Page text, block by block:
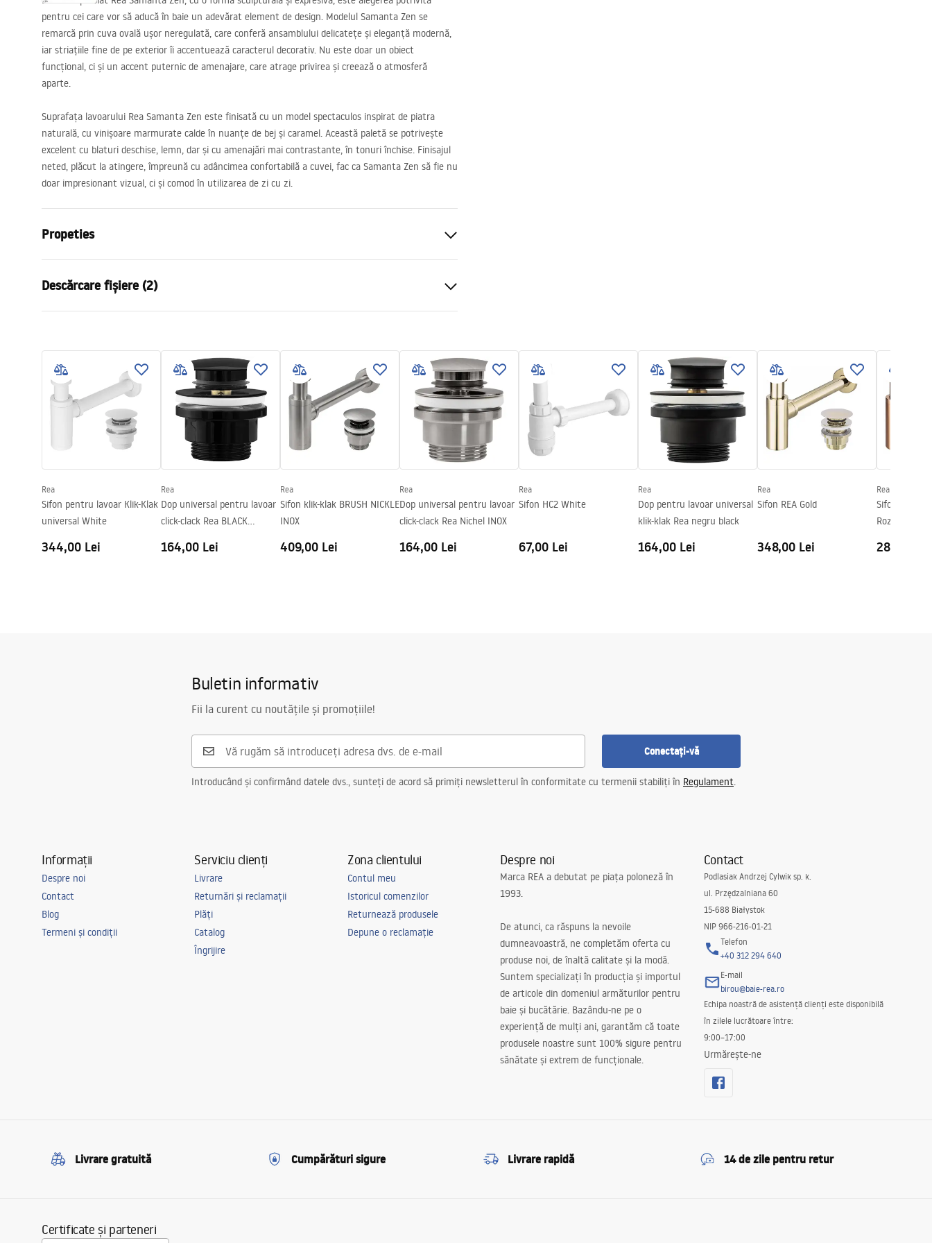
pentru cei care vor să aducă în baie un adevărat element de design. Modelul Samanta Zen se
remarcă prin cuva ovală ușor neregulată, care conferă ansamblului delicatețe și eleganță modernă,
iar striațiile fine de pe exterior îi accentuează caracterul decorativ. Nu este doar un obiect
funcțional, ci și un accent puternic de amenajare, care atrage privirea și creează o atmosferă
aparte.
Suprafața lavoarului Rea Samanta Zen este finisată cu un model spectaculos inspirat de piatra
naturală, cu vinișoare marmurate calde în nuanțe de bej și caramel. Această paletă se potrivește
excelent cu blaturi deschise, lemn, dar și cu amenajări mai contrastante, în tonuri închise. Finisajul
neted, plăcut la atingere, împreună cu adâncimea confortabilă a cuvei, fac ca Samanta Zen să fie nu
doar impresionant vizual, ci și comod în utilizarea de zi cu zi.
Propeties
Material
Culoare
Bej, Imitație piatră
Latime
mm
Inalime
135
mm
Formă
Preaplin
Da Nu
Orificiu pentru preaplin
Da Nu
Descărcare fișiere (2)
Warranty_Terms_and_Conditions_
Basins_-_5.pdf
Rea
Sifon pentru lavoar Klik-Klak
universal White
344,00 Lei
Rea
Dop universal pentru lavoar
click-clack Rea BLACK
164,00 Lei
Rea
Sifon klik-klak BRUSH NICKLE
INOX
409,00 Lei
Rea
Dop universal pentru lavoar
click-clack Rea Nichel INOX
164,00 Lei
Rea
Sifon HC2 White
67,00 Lei
Rea
Dop pentru lavoar universal
klik-klak Rea negru black
164,00 Lei
Rea
Sifon REA Gold
348,00 Lei
Rea
Sifon lavoar
Roz + dop tip
282,00
Buletin informativ
Fii la curent cu noutățile și promoțiile!
Conectați-vă
Introducând și confirmând datele dvs., sunteți de acord să primiți newsletterul în conformitate cu termenii stabiliți în Regulament.
Informații
Despre noi
Contact
Blog
Termeni și condiții
Serviciu clienți
Livrare
Returnări și reclamații
Plăți
Catalog
Îngrijire
Zona clientului
Contul meu
Istoricul comenzilor
Returnează produsele
Depune o reclamație
Despre noi
Marca REA a debutat pe piața poloneză în
1993.
De atunci, ca răspuns la nevoile
dumneavoastră, ne completăm oferta cu
produse noi, de înaltă calitate și la modă.
Suntem specializați în producția și importul
de articole din domeniul armăturilor pentru
baie și bucătărie. Bazându-ne pe o
experiență de mulți ani, garantăm că toate
produsele noastre sunt 100% sigure pentru
sănătate și extrem de funcționale.
Contact
Podlasiak Andrzej Cylwik sp. k.
ul. Przędzalniana 60
15-688 Białystok
NIP 966-216-01-21
Telefon
+40 312 294 640
E-mail
birou@baie-rea.ro
Echipa noastră de asistență clienți este disponibilă
în zilele lucrătoare între:
9:00–17:00
Urmărește-ne
Livrare gratuită Cumpărături sigure Livrare rapidă 14 de zile pentru retur
Certificate și parteneri